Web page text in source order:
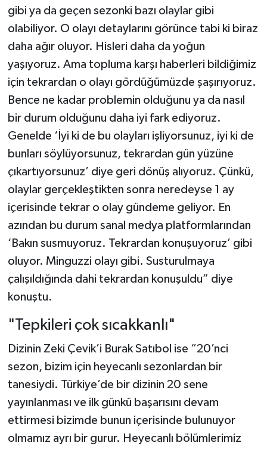
gibi ya da geçen sezonki bazı olaylar gibi
olabiliyor. O olayı detaylarını görünce tabi ki biraz
daha ağır oluyor. Hisleri daha da yoğun
yaşıyoruz. Ama topluma karşı haberleri bildiğimiz
için tekrardan o olayı gördüğümüzde şaşırıyoruz.
Bence ne kadar problemin olduğunu ya da nasıl
bir durum olduğunu daha iyi fark ediyoruz.
Genelde ‘İyi ki de bu olayları işliyorsunuz, iyi ki de
bunları söylüyorsunuz, tekrardan gün yüzüne
çıkartıyorsunuz’ diye geri dönüş alıyoruz. Çünkü,
olaylar gerçekleştikten sonra neredeyse 1 ay
içerisinde tekrar o olay gündeme geliyor. En
azından bu durum sanal medya platformlarından
‘Bakın susmuyoruz. Tekrardan konuşuyoruz’ gibi
oluyor. Minguzzi olayı gibi. Susturulmaya
çalışıldığında dahi tekrardan konuşuldu” diye
konuştu.
"Tepkileri çok sıcakkanlı"
Dizinin Zeki Çevik’i Burak Satıbol ise “20’nci
sezon, bizim için heyecanlı sezonlardan bir
tanesiydi. Türkiye’de bir dizinin 20 sene
yayınlanması ve ilk günkü başarısını devam
ettirmesi bizimde bunun içerisinde bulunuyor
olmamız ayrı bir gurur. Heyecanlı bölümlerimiz